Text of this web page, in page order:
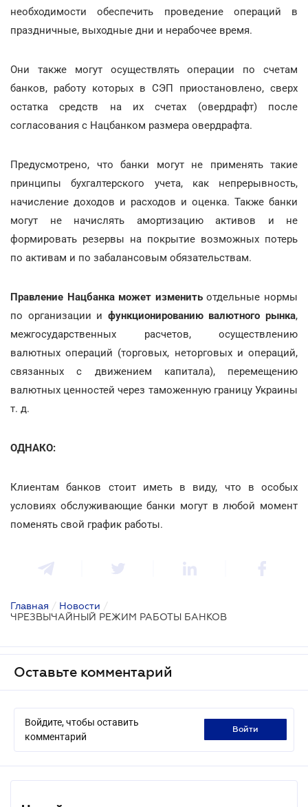
необходимости обеспечить проведение операций в
праздничные, выходные дни и нерабочее время.
Они также могут осуществлять операции по счетам
банков, работу которых в СЭП приостановлено, сверх
остатка средств на их счетах (овердрафт) после
согласования с Нацбанком размера овердрафта.
Предусмотрено, что банки могут не применять такие
принципы бухгалтерского учета, как непрерывность,
начисление доходов и расходов и оценка. Также банки
могут не начислять амортизацию активов и не
формировать резервы на покрытие возможных потерь
по активам и по забалансовым обязательствам.
Правление Нацбанка может изменитьотдельные нормы
по организации и функционированию валютного рынка,
межгосударственных расчетов, осуществлению
валютных операций (торговых, неторговых и операций,
связанных с движением капитала), перемещению
валютных ценностей через таможенную границу Украины
т. д.
ОДНАКО:
Клиентам банков стоит иметь в виду, что в особых
условиях обслуживающие банки могут в любой момент
поменять свой график работы.
Главная / Новости /
ЧРЕЗВЫЧАЙНЫЙ РЕЖИМ РАБОТЫ БАНКОВ
Оставьте комментарий
Войдите, чтобы оставить
комментарий
войти